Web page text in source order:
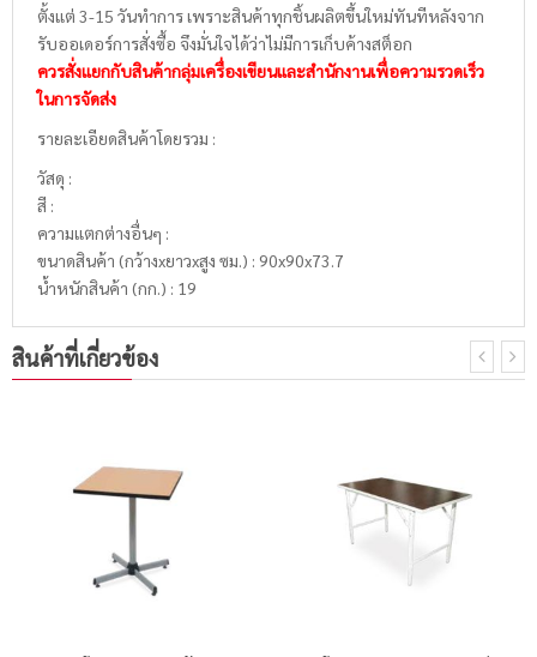
ตั้งแต่ 3-15 วันทำการ เพราะสินค้าทุกชิ้นผลิตขึ้นใหม่ทันทีหลังจาก
รับออเดอร์การสั่งซื้อ จึงมั่นใจได้ว่าไม่มีการเก็บค้างสต็อก
ควรสั่งแยกกับสินค้ากลุ่มเครื่องเขียนและสำนักงานเพื่อความรวดเร็ว
ในการจัดส่ง
รายละเอียดสินค้าโดยรวม :
วัสดุ :
สี :
ความแตกต่างอื่นๆ :
ขนาดสินค้า (กว้างxยาวxสูง ซม.) : 90x90x73.7
น้ำหนักสินค้า (กก.) : 19
สินค้าที่เกี่ยวข้อง